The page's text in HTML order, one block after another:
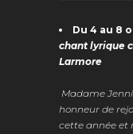
Du 4 au 8
chant lyrique
Larmore
Madame
honneur de
cette année et